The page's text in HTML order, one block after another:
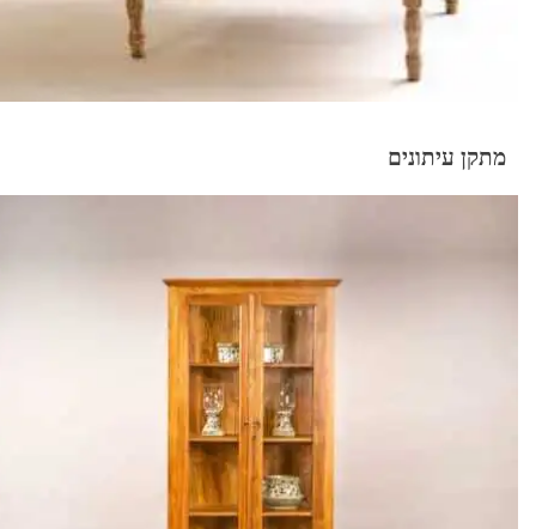
מתקן עיתונים